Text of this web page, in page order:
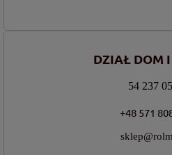
DZIAŁ DOM
54 237
+48 571